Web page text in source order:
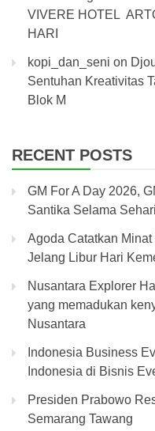
VIVERE HOTEL
HARI
kopi_dan_seni on
Sentuhan Kreativitas
Blok M
RECENT POSTS
GM For A Day 2026,
Santika Selama Sehari
Agoda Catatkan
Jelang Libur Hari
Nusantara Explorer
yang memadukan
Nusantara
Indonesia Business
Indonesia di Bisnis
Presiden Prabowo
Semarang Tawang